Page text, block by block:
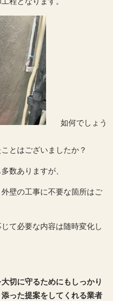
如何でしょう
とはございましたか？
数ありますが、
壁の工事に不要な箇所はご
て必要な内容は随時変化し
切に守るためにもしっかり
った提案をしてくれる業者